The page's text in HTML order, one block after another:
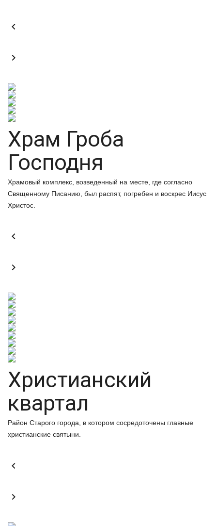


Храм Гроба
Господня
Храмовый комплекс, возведенный на месте, где согласно
Священному Писанию, был распят, погребен и воскрес Иисус
Христос.


Христианский
квартал
Район Старого города, в котором сосредоточены главные
христианские святыни.

